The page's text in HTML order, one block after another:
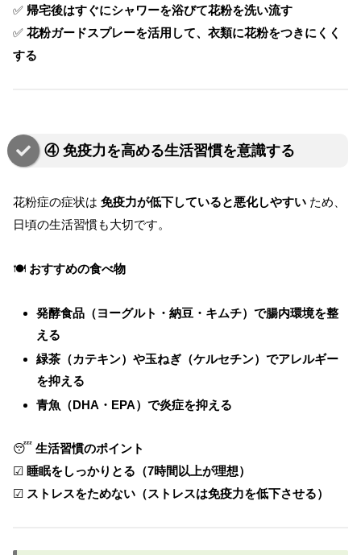
✅ 帰宅後はすぐにシャワーを浴びて花粉を洗い流す
✅ 花粉ガードスプレーを活用して、衣類に花粉をつきにくく
する
④ 免疫力を高める生活習慣を意識する
花粉症の症状は 免疫力が低下していると悪化しやすい ため、
日頃の生活習慣も大切です。
🍽 おすすめの食べ物
発酵食品（ヨーグルト・納豆・キムチ）で腸内環境を整
える
緑茶（カテキン）や玉ねぎ（ケルセチン）でアレルギー
を抑える
青魚（DHA・EPA）で炎症を抑える
😴 生活習慣のポイント
☑ 睡眠をしっかりとる（7時間以上が理想）
☑ ストレスをためない（ストレスは免疫力を低下させる）